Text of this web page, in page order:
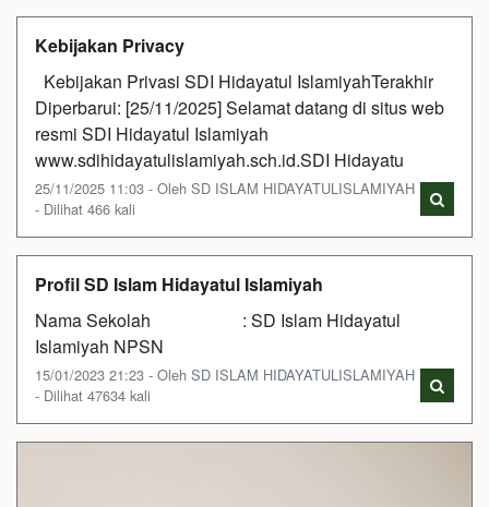
Kebijakan Privacy
Kebijakan Privasi SDI Hidayatul IslamiyahTerakhir
Diperbarui: [25/11/2025] Selamat datang di situs web
resmi SDI Hidayatul Islamiyah
www.sdihidayatulislamiyah.sch.id.SDI Hidayatu
25/11/2025 11:03 - Oleh SD ISLAM HIDAYATULISLAMIYAH
- Dilihat 466 kali
Profil SD Islam Hidayatul Islamiyah
Nama Sekolah : SD Islam Hidayatul
Islamiyah NPSN
15/01/2023 21:23 - Oleh SD ISLAM HIDAYATULISLAMIYAH
- Dilihat 47634 kali